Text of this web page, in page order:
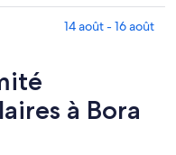
14 août - 16 août
à Bora